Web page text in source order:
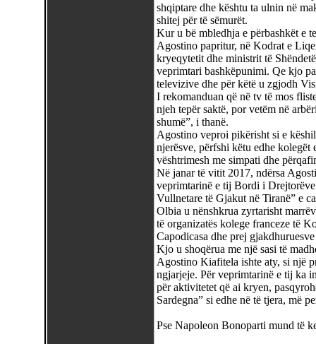
shqiptare dhe kështu ta ulnin në
shitej për të sëmurët.
Kur u bë mbledhja e përbashkët e
Agostino papritur, në Kodrat e
kryeqytetit dhe ministrit të
veprimtari bashkëpunimi. Qe kjo
televizive dhe për këtë u zgjodh
I rekomanduan që në tv të mos
njeh tepër saktë, por vetëm në
shumë”, i thanë.
Agostino veproi pikërisht si e
njerësve, përfshi këtu edhe
vështrimesh me simpati dhe
Në janar të vitit 2017, ndërsa
veprimtarinë e tij Bordi i
Vullnetare të Gjakut në Tiranë” e
Olbia u nënshkrua zyrtarisht
të organizatës kolege franceze të
Capodicasa dhe prej
Kjo u shoqërua me një sasi të
Agostino Kiafitela ishte aty, si një
ngjarjeje. Për veprimtarinë e tij ka
për aktivitetet që ai kryen,
Sardegna” si edhe në të tjera, më
Pse Napoleon Bonoparti mund të